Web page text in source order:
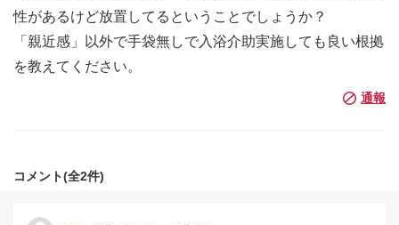
性があるけど放置してるということでしょうか？
「親近感」以外で手袋無しで入浴介助実施しても良い根拠
を教えてください。
コメント(全2件)